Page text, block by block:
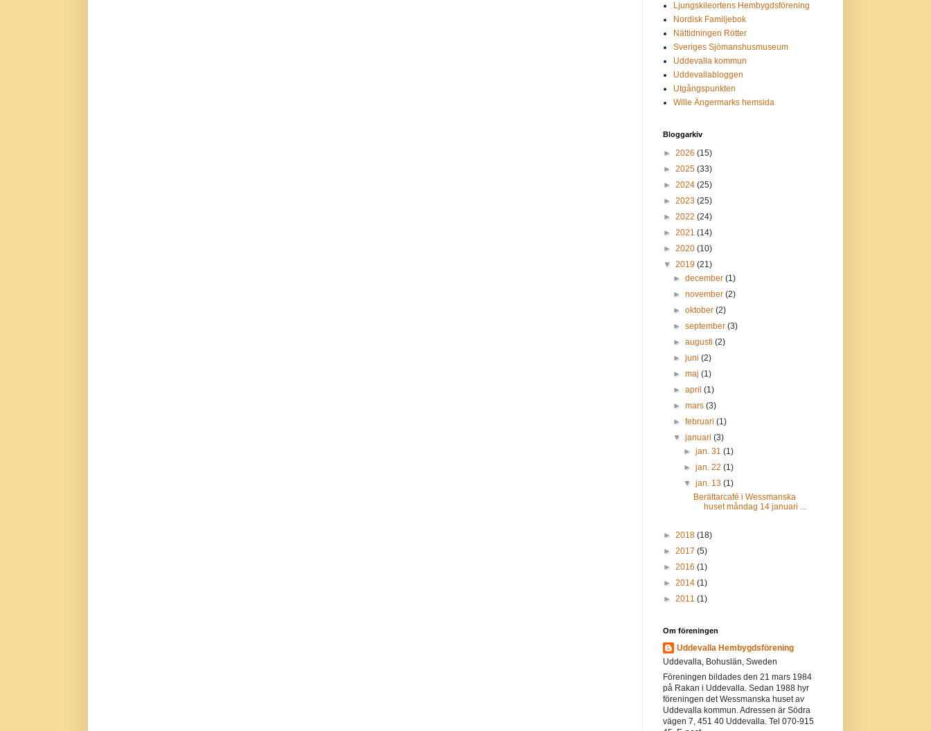
Ljungskileortens Hembygdsförening
Nordisk Familjebok
Nättidningen Rötter
Sveriges Sjömanshusmuseum
Uddevalla kommun
Uddevallabloggen
Utgångspunkten
Wille Ängermarks hemsida
Bloggarkiv
► 2026 (15)
► 2025 (33)
► 2024 (25)
► 2023 (25)
► 2022 (24)
► 2021 (14)
► 2020 (10)
▼ 2019 (21)
►december(1)
►november(2)
►oktober(2)
►september(3)
►augusti(2)
►juni(2)
►maj(1)
►april(1)
►mars(3)
►februari(1)
▼januari(3)
► jan. 31 (1)
► jan. 22 (1)
▼ jan. 13 (1)
Berättarcafé i Wessmanska
huset måndag 14 januari ...
► 2018 (18)
► 2017 (5)
► 2016 (1)
► 2014 (1)
► 2011 (1)
Om föreningen
Uddevalla Hembygdsförening
Uddevalla, Bohuslän, Sweden
Föreningen bildades den 21 mars 1984
på Rakan i Uddevalla. Sedan 1988 hyr
föreningen det Wessmanska huset av
Uddevalla kommun. Adressen är Södra
vägen 7, 451 40 Uddevalla. Tel 070-915